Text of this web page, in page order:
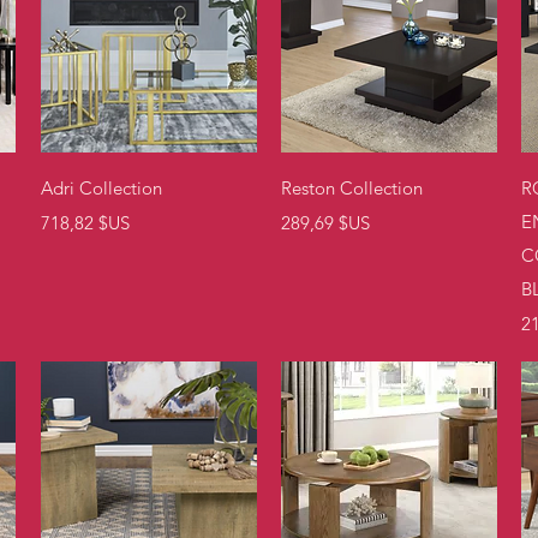
Aperçu rapide
Adri Collection
Prix
718,82 $US
Aperçu rapide
Reston Collection
Prix
289,69 $US